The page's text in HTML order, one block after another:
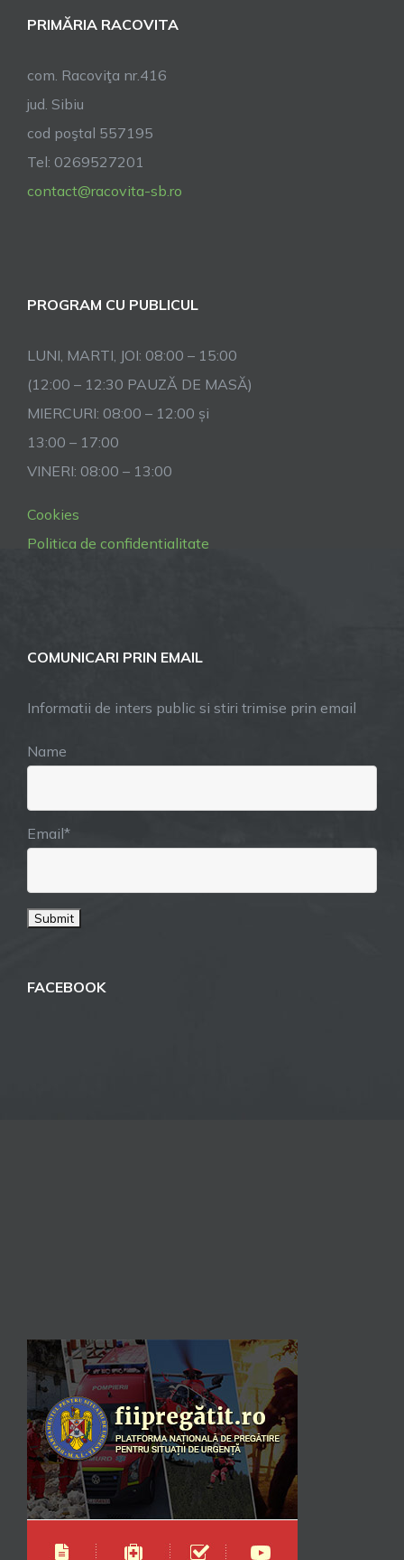
PRIMĂRIA RACOVITA
com. Racoviţa nr.416
jud. Sibiu
cod poştal 557195
Tel: 0269527201
contact@racovita-sb.ro
PROGRAM CU PUBLICUL
LUNI, MARTI, JOI: 08:00 – 15:00
(12:00 – 12:30 PAUZĂ DE MASĂ)
MIERCURI: 08:00 – 12:00 și
13:00 – 17:00
VINERI: 08:00 – 13:00
Cookies
Politica de confidentialitate
COMUNICARI PRIN EMAIL
Informatii de inters public si stiri trimise prin email
Name
Email*
FACEBOOK